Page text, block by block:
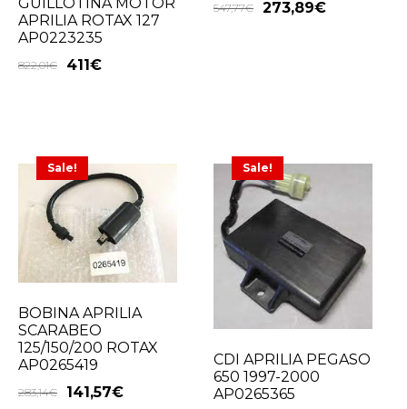
APRILIA ROTAX 127
AP0223235
822,01€ 411 €
547,77€ 273,89€
Sale!
BOBINA APRILIA
SCARABEO
125/150/200 ROTAX
AP0265419
283,14€ 141,57€
Sale!
CDI APRILIA PEGASO
650 1997-2000
AP0265365